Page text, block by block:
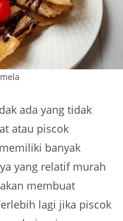
ada yang tidak
atau piscok
banyak
yang relatif murah
membuat
lagi jika piscok